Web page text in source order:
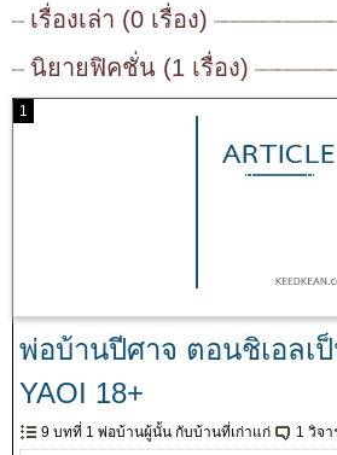
เรื่องเล่า (0 เรื่อง)
นิยายฟิคชั่น (1 เรื่อง)
1
พ่อบ้านปีศาจ ตอนชิเอลเ
YAOI 18+
9 บทที่ 1 พ่อบ้านผู้นั้น กับบ้านที่เก่าแก่ 1 วิจ